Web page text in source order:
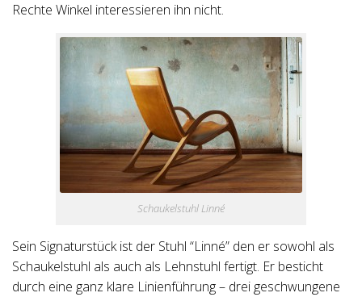
Rechte Winkel interessieren ihn nicht.
Schaukelstuhl Linné
Sein Signaturstück ist der Stuhl “Linné” den er sowohl als
Schaukelstuhl als auch als Lehnstuhl fertigt. Er besticht
durch eine ganz klare Linienführung – drei geschwungene